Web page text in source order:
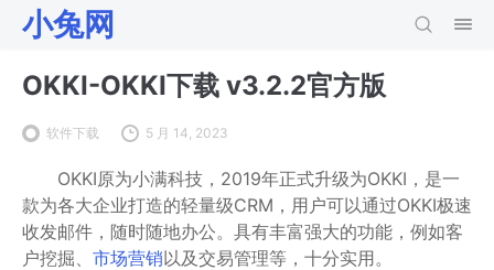
小兔网
OKKI-OKKI下载 v3.2.2官方版
软件下载 5 月 14, 2023
OKKI原为小满科技，2019年正式升级为OKKI，是一
款为各大企业打造的轻量级CRM，用户可以通过OKKI极速
收发邮件，随时随地办公。具有丰富强大的功能，例如客
户挖掘、 市场营销以及交易管理等，十分实用。